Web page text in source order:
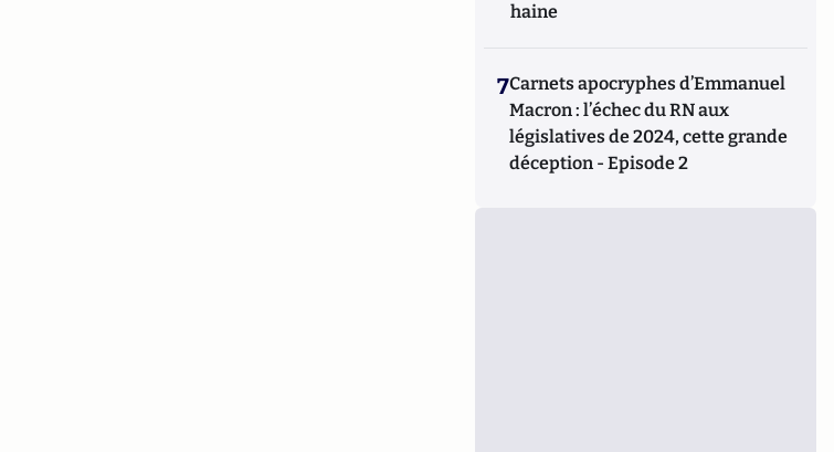
haine
7Carnets apocryphes d’Emmanuel
Macron : l’échec du RN aux
législatives de 2024, cette grande
déception - Episode 2